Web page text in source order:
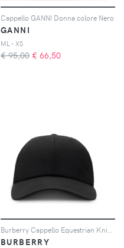
Cappello GANNI Donna colore Nero
GANNI
ML - XS
€ 95,00 € 66,50
BURBERRY